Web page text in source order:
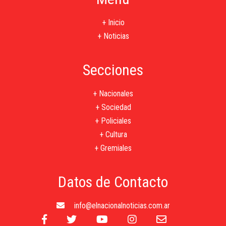
+ Inicio
+ Noticias
Secciones
+ Nacionales
+ Sociedad
+ Policiales
+ Cultura
+ Gremiales
Datos de Contacto
info@elnacionalnoticias.com.ar